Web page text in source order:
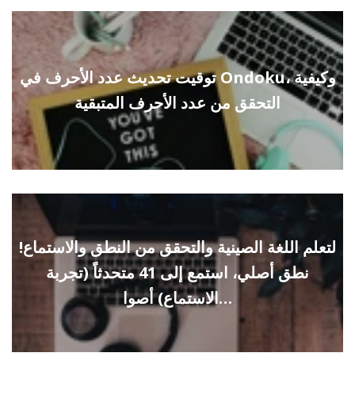
توقيت تحديث عدد الأحرف في Ondoku، وكيفية
التحقق من عدد الأحرف المتبقية
لتعلم اللغة الصينية والتحقق من النطق والاستماع!
نطق أصلي، استمع إلى 41 متحدثاً (تجربة
الاستماع) أصوا…